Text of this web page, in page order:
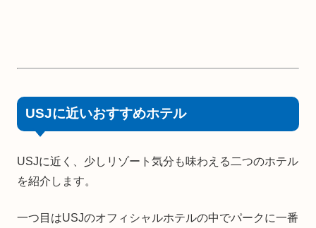
USJに近いおすすめホテル
USJに近く、少しリゾート気分も味わえる二つのホテル
を紹介します。
一つ目はUSJのオフィシャルホテルの中でパークに一番